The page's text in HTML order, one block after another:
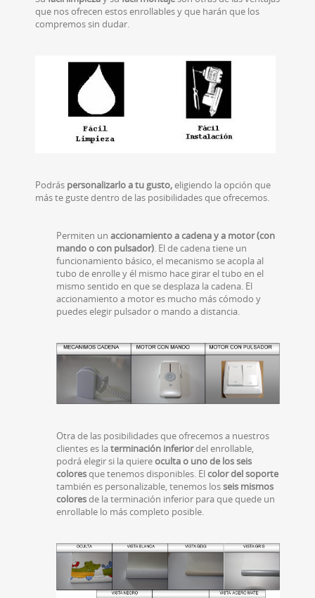
que nos ofrecen estos enrollables y que harán que los
compremos sin dudar.
Podrás personalizarlo a tu gusto,eligiendo la opción que
más te guste dentro de las posibilidades que ofrecemos.
Permiten un accionamientoa cadena y a motor (con
mando o con pulsador). El de cadena tiene un
funcionamiento básico, el mecanismo se acopla al
tubo de enrolle y él mismo hace girar el tubo en el
mismo sentido en que se desplaza la cadena. El
accionamiento a motor es mucho más cómodo y
puedes elegir pulsador o mando a distancia.
Otra de las posibilidades que ofrecemos a nuestros
clientes es la terminación inferiordel enrollable,
podrá elegir si la quiereoculta o uno de los seis
coloresque tenemos disponibles. El color del soporte
también es personalizable, tenemos losseis mismos
coloresde la terminación inferior para que quede un
enrollable lo más completo posible.